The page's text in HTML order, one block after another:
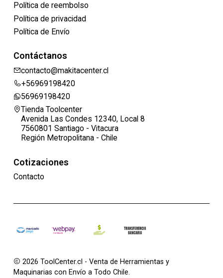
Política de reembolso
Política de privacidad
Política de Envío
Contáctanos
contacto@makitacenter.cl
+56969198420
56969198420
Tienda Toolcenter
Avenida Las Condes 12340, Local 8
7560801 Santiago - Vitacura
Región Metropolitana - Chile
Cotizaciones
Contacto
2026 ToolCenter.cl - Venta de Herramientas y
Maquinarias con Envío a Todo Chile.